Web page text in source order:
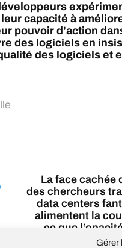
Gérer
capacité à
pouvoir d'action
des logiciels en
des logiciels et
La face cachée
des chercheurs
data centers
alimentent la
ce que
centers dit